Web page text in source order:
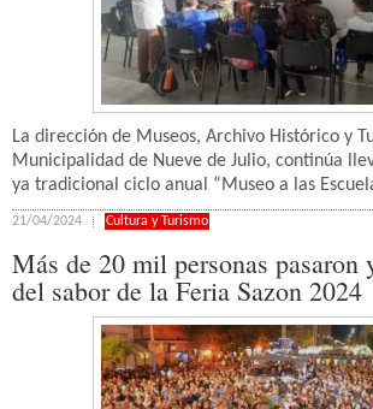
La dirección de Museos, Archivo Histórico y
Municipalidad de Nueve de Julio, continúa
ya tradicional ciclo anual “Museo a las
21/04/2024 Cultura y Turismo
Más de 20 mil personas pasaron
del sabor de la Feria Sazon 2024